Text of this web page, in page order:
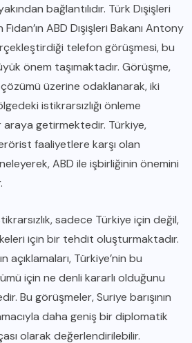
bağlantılıdır. Türk Dışişleri
Fidan’ın ABD Dışişleri Bakanı Antony
telefon görüşmesi, bu
önem taşımaktadır. Görüşme,
üzerine odaklanarak, iki
istikrarsızlığı önleme
araya getirmektedir. Türkiye,
faaliyetlere karşı olan
ABD ile işbirliğinin önemini
sadece Türkiye için değil,
için bir tehdit oluşturmaktadır.
açıklamaları, Türkiye’nin bu
için ne denli kararlı olduğunu
Bu görüşmeler, Suriye barışının
daha geniş bir diplomatik
olarak değerlendirilebilir.